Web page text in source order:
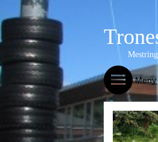
Meny